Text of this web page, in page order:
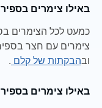
באילו צימרים
כמעט לכל הצימרים
צימרים עם חצר
ובהבקתות של קלם .
באילו צימרים